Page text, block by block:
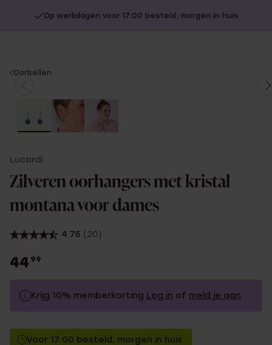
Op werkdagen voor 17:00 besteld, morgen in huis
You
Oorbellen
Lucardi
Zilveren oorhangers met kristal
montana voor dames
4.75 (20)
44 99
Krijg 10% memberkorting Log in of meld je aan
Zonder memberkorting
Voor 17:00 besteld, morgen in huis